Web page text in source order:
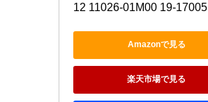
12 11026-01M00 19-17005
Amazonで見る
楽天市場で見る